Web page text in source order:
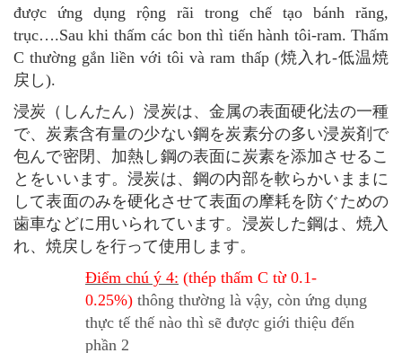
được ứng dụng rộng rãi trong chế tạo bánh răng,
trục….Sau khi thấm các bon thì tiến hành tôi-ram. Thấm
C thường gắn liền với tôi và ram thấp (焼入れ-低温焼
戻し).
浸炭（しんたん）浸炭は、金属の表面硬化法の一種
で、炭素含有量の少ない鋼を炭素分の多い浸炭剤で
包んで密閉、加熱し鋼の表面に炭素を添加させるこ
とをいいます。浸炭は、鋼の内部を軟らかいままに
して表面のみを硬化させて表面の摩耗を防ぐための
歯車などに用いられています。浸炭した鋼は、焼入
れ、焼戻しを行って使用します。
Điểm chú ý 4: (thép thấm C từ 0.1-
0.25%) thông thường là vậy, còn ứng dụng
thực tế thế nào thì sẽ được giới thiệu đến
phần 2